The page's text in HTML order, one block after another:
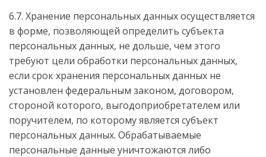
6.7. Хранение персональных данных осуществляется
в форме, позволяющей определить субъекта
персональных данных, не дольше, чем этого
требуют цели обработки персональных данных,
если срок хранения персональных данных не
установлен федеральным законом, договором,
стороной которого, выгодоприобретателем или
поручителем, по которому является субъект
персональных данных. Обрабатываемые
персональные данные уничтожаются либо